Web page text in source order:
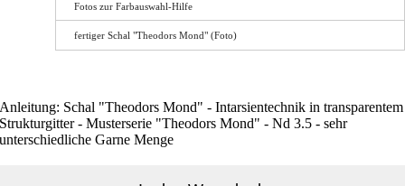
Fotos zur Farbauswahl-Hilfe
fertiger Schal "Theodors Mond" (Foto)
Anleitung: Schal "Theodors Mond" - Intarsientechnik in transparentem
Strukturgitter - Musterserie "Theodors Mond" - Nd 3.5 - sehr
unterschiedliche Garne Menge